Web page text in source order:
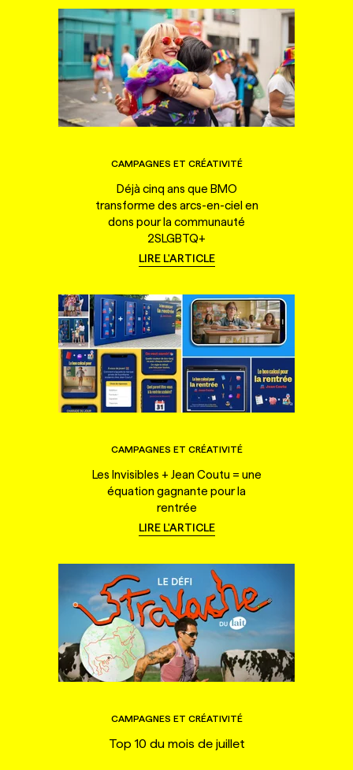
CAMPAGNES ET CRÉATIVITÉ
Déjà cinq ans que BMO
transforme des arcs-en-ciel en
dons pour la communauté
2SLGBTQ+
LIRE L'ARTICLE
CAMPAGNES ET CRÉATIVITÉ
Les Invisibles + Jean Coutu = une
équation gagnante pour la
rentrée
LIRE L'ARTICLE
CAMPAGNES ET CRÉATIVITÉ
Top 10 du mois de juillet